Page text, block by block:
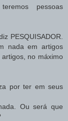
pessoas
PESQUISADOR.
nada em artigos
no máximo
por ter em seus
Ou será que